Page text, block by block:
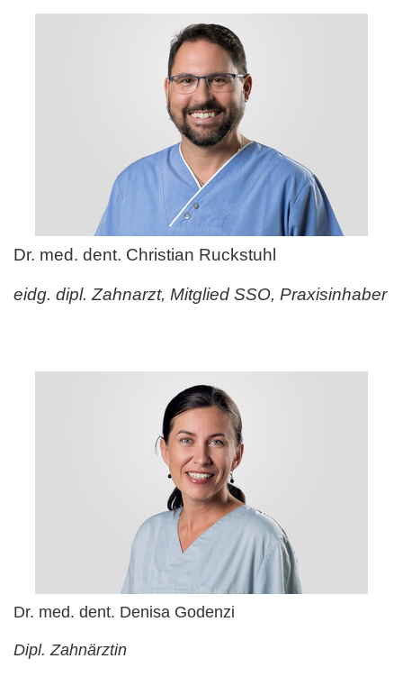
Dr. med. dent. Christian Ruckstuhl
eidg. dipl. Zahnarzt, Mitglied SSO, Praxisinhaber
Dr. med. dent. Denisa Godenzi
Dipl. Zahnärztin